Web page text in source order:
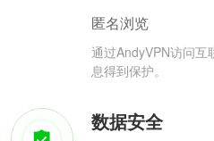
匿名浏览
通过AndyVPN访问互
息得到保护。
数据安全